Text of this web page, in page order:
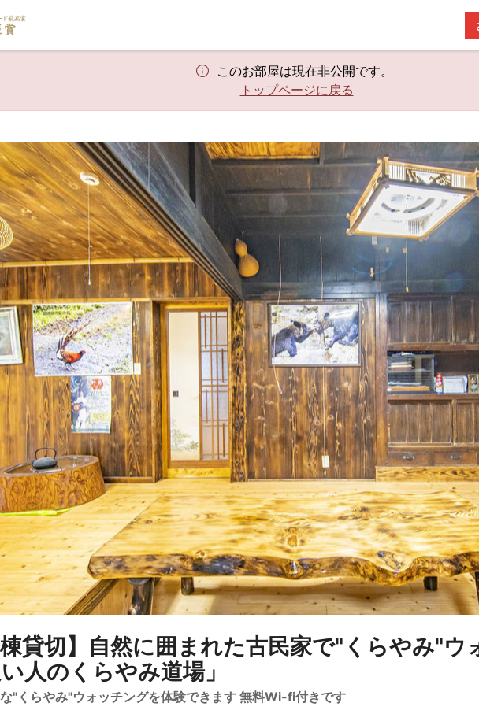
このお部屋は現在非公開です。
トップページに戻る
棟貸切】自然に囲まれた古民家で"くらやみ"ウ
人のくらやみ道場」
"くらやみ"ウォッチングを体験できます 無料Wi-fi付きです